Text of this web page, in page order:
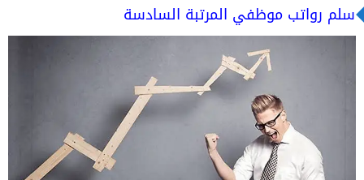
سلم رواتب موظفي المرتبة السادسة